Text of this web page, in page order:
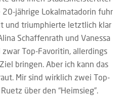
jährige Lokalmatadorin fuhr
und triumphierte letztlich klar
Schaffenrath und Vanessa
zwar Top-Favoritin, allerdings
bringen. Aber ich kann das
Mir sind wirklich zwei Top-
über den “Heimsieg”.